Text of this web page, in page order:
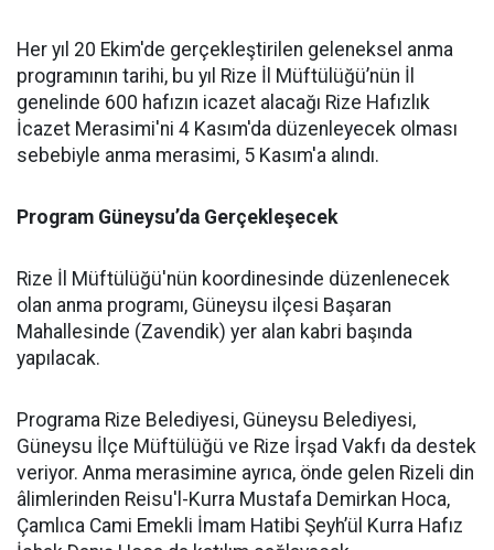
Her yıl 20 Ekim'de gerçekleştirilen geleneksel anma
programının tarihi, bu yıl Rize İl Müftülüğü’nün İl
genelinde 600 hafızın icazet alacağı Rize Hafızlık
İcazet Merasimi'ni 4 Kasım'da düzenleyecek olması
sebebiyle anma merasimi, 5 Kasım'a alındı.
Program Güneysu’da Gerçekleşecek
Rize İl Müftülüğü'nün koordinesinde düzenlenecek
olan anma programı, Güneysu ilçesi Başaran
Mahallesinde (Zavendik) yer alan kabri başında
yapılacak.
Programa Rize Belediyesi, Güneysu Belediyesi,
Güneysu İlçe Müftülüğü ve Rize İrşad Vakfı da destek
veriyor. Anma merasimine ayrıca, önde gelen Rizeli din
âlimlerinden Reisu'l-Kurra Mustafa Demirkan Hoca,
Çamlıca Cami Emekli İmam Hatibi Şeyh’ül Kurra Hafız